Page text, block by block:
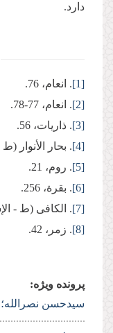
دارد.
[1]. انعام، 76.
[2]. انعام، 77-78.
[3]. ذاریات، 56.
[4]. بحار الأنوار (ط -
[5]. روم، 21.
[6]. بقرة، 256.
[7]. الكافی (ط -
[8]. زمر، 42.
پرونده ویژه:
سیدحسن